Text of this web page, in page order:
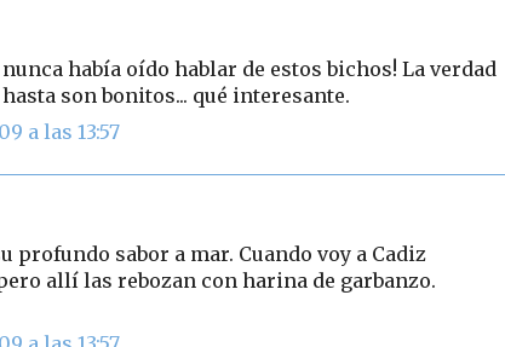
había oído hablar de estos bichos! La verdad
son bonitos... qué interesante.
a las 13:57
profundo sabor a mar. Cuando voy a Cadiz
allí las rebozan con harina de garbanzo.